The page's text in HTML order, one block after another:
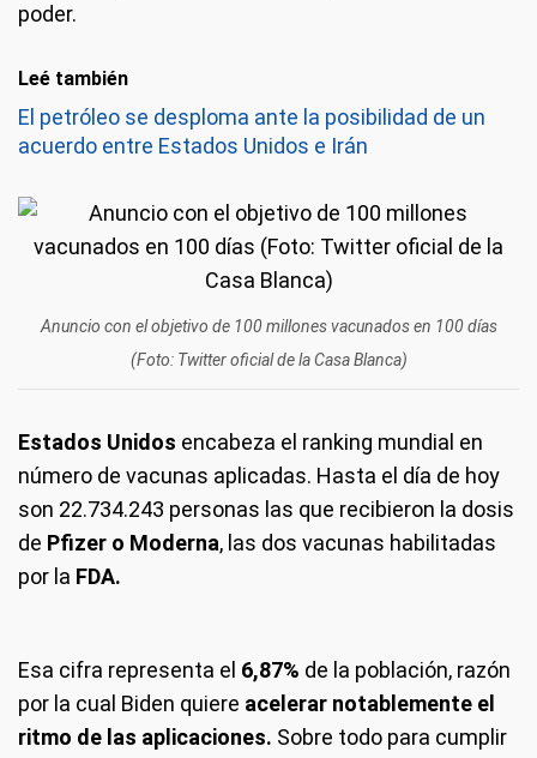
poder.
Leé también
El petróleo se desploma ante la posibilidad de un
acuerdo entre Estados Unidos e Irán
Anuncio con el objetivo de 100 millones vacunados en 100 días
(Foto: Twitter oficial de la Casa Blanca)
Estados Unidos encabeza el ranking mundial en
número de vacunas aplicadas. Hasta el día de hoy
son 22.734.243 personas las que recibieron la dosis
de Pfizer o Moderna, las dos vacunas habilitadas
por la FDA.
Esa cifra representa el 6,87% de la población, razón
por la cual Biden quiere acelerar notablemente el
ritmo de las aplicaciones. Sobre todo para cumplir